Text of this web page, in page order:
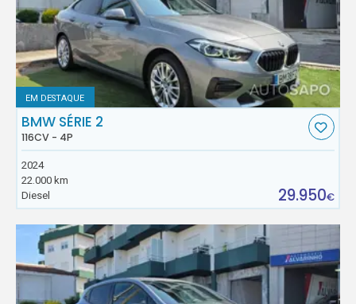
EM DESTAQUE
BMW SÉRIE 2
116CV - 4P
2024
22.000 km
Diesel
29.950€